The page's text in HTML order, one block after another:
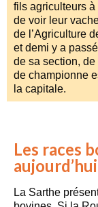
fils agriculteurs
de voir leur
de l’Agriculture
et demi y a
de sa section,
de championne
la capitale.
Les races
aujourd’hui
La Sarthe